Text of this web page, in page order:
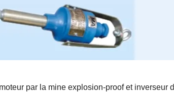
par la mine explosion-proof et inverseur